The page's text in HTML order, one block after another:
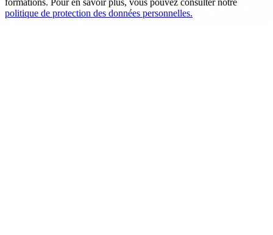
politique de protection des données personnelles.